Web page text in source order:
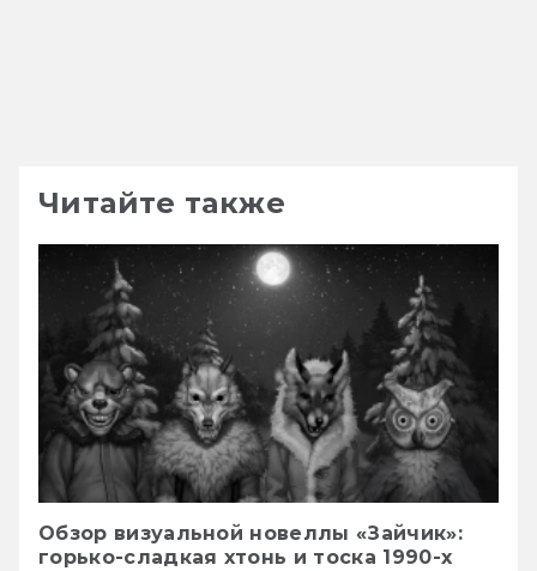
Читайте также
Обзор визуальной новеллы «Зайчик»:
горько-сладкая хтонь и тоска 1990-х